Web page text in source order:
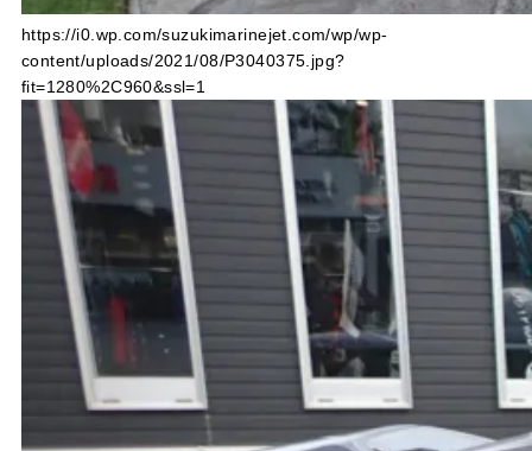
https://i0.wp.com/suzukimarinejet.com/wp/wp-
content/uploads/2021/08/P3040375.jpg?
fit=1280%2C960&ssl=1